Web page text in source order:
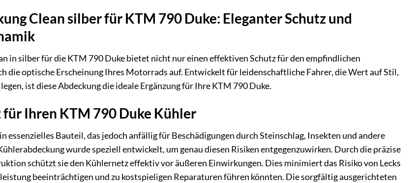
Clean silber für KTM 790 Duke: Eleganter Schutz und
in silber für die KTM 790 Duke bietet nicht nur einen effektiven Schutz für den empfindlichen
die optische Erscheinung Ihres Motorrads auf. Entwickelt für leidenschaftliche Fahrer, die Wert auf Stil,
ist diese Abdeckung die ideale Ergänzung für Ihre KTM 790 Duke.
für Ihren KTM 790 Duke Kühler
essenzielles Bauteil, das jedoch anfällig für Beschädigungen durch Steinschlag, Insekten und andere
wurde speziell entwickelt, um genau diesen Risiken entgegenzuwirken. Durch die präzise
schützt sie den Kühlernetz effektiv vor äußeren Einwirkungen. Dies minimiert das Risiko von Lecks
beeinträchtigen und zu kostspieligen Reparaturen führen könnten. Die sorgfältig ausgerichteten